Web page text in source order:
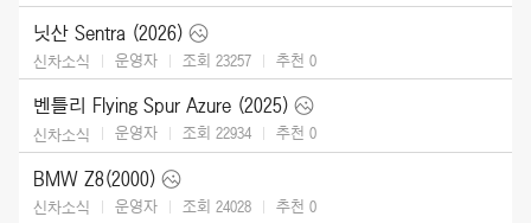
닛산 Sentra (2026)
신차소식 운영자 조회 23257 추천 0
벤틀리 Flying Spur Azure (2025)
신차소식 운영자 조회 22934 추천 0
BMW Z8(2000)
신차소식 운영자 조회 24028 추천 0